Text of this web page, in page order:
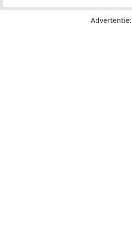
Advertentie: